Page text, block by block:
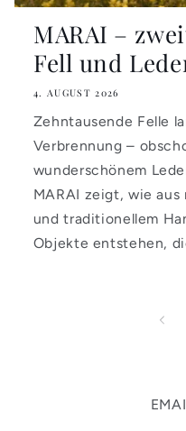
MARAI –
Fell und
4. AUGUST 2026
Zehntausende Felle
Verbrennung –
wunderschönem
MARAI zeigt, wie
und traditionellem
Objekte entstehen,